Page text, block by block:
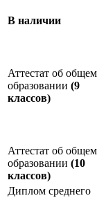
В наличии
Аттестат об общем
образовании (9
классов)
Аттестат об общем
образовании (10
классов)
Диплом среднего